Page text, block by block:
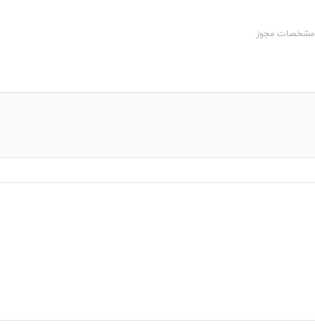
مشخصات مجوز